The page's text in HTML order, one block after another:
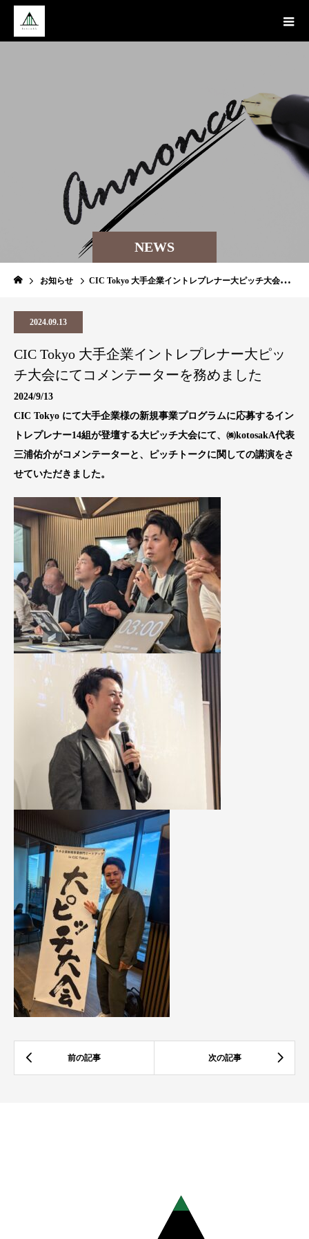
NEWS
お知らせ CIC Tokyo 大手企業イントレプレナー大ピッチ大会にてコメンテーターを務めました
2024.09.13
CIC Tokyo 大手企業イントレプレナー大ピッ
チ大会にてコメンテーターを務めました
2024/9/13
CIC Tokyo にて大手企業様の新規事業プログラムに応募するイン
トレプレナー14組が登壇する大ピッチ大会にて、㈱kotosakA代表
三浦佑介がコメンテーターと、ピッチトークに関しての講演をさ
せていただきました。